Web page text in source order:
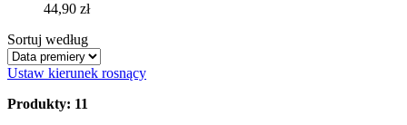
44,90 zł
Sortuj według
Ustaw kierunek rosnący
Produkty: 11